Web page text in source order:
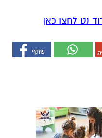
נט לחצו כאן